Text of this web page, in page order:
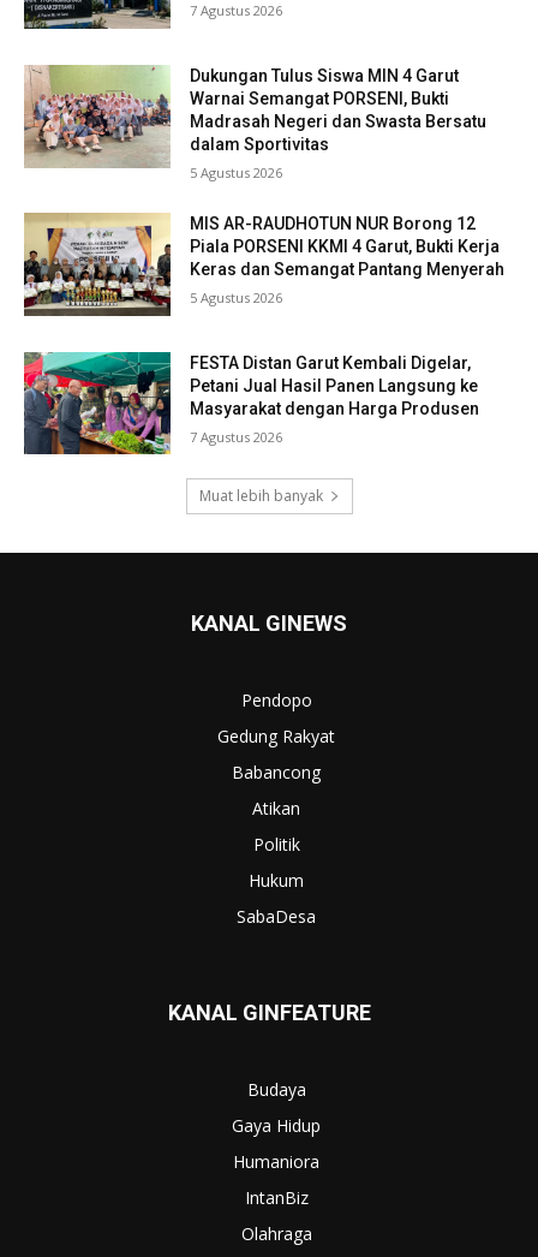
7 Agustus 2026
Dukungan Tulus Siswa MIN 4 Garut
Warnai Semangat PORSENI, Bukti
Madrasah Negeri dan Swasta Bersatu
dalam Sportivitas
5 Agustus 2026
MIS AR-RAUDHOTUN NUR Borong 12
Piala PORSENI KKMI 4 Garut, Bukti Kerja
Keras dan Semangat Pantang Menyerah
5 Agustus 2026
FESTA Distan Garut Kembali Digelar,
Petani Jual Hasil Panen Langsung ke
Masyarakat dengan Harga Produsen
7 Agustus 2026
Muat lebih banyak
KANAL GINEWS
Pendopo
Gedung Rakyat
Babancong
Atikan
Politik
Hukum
SabaDesa
KANAL GINFEATURE
Budaya
Gaya Hidup
Humaniora
IntanBiz
Olahraga